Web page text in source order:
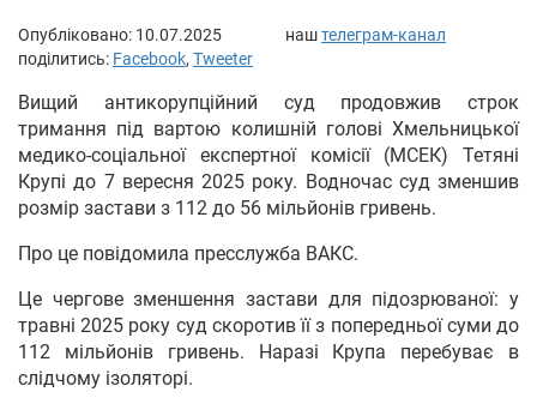
Опубліковано: 10.07.2025 наштелеграм-канал
поділитись: Facebook, Tweeter
Вищий антикорупційний суд продовжив строк
тримання під вартою колишній голові Хмельницької
медико-соціальної експертної комісії (МСЕК) Тетяні
Крупі до 7 вересня 2025 року. Водночас суд зменшив
розмір застави з 112 до 56 мільйонів гривень.
Про це повідомила пресслужба ВАКС.
Це чергове зменшення застави для підозрюваної: у
травні 2025 року суд скоротив її з попередньої суми до
112 мільйонів гривень. Наразі Крупа перебуває в
слідчому ізоляторі.